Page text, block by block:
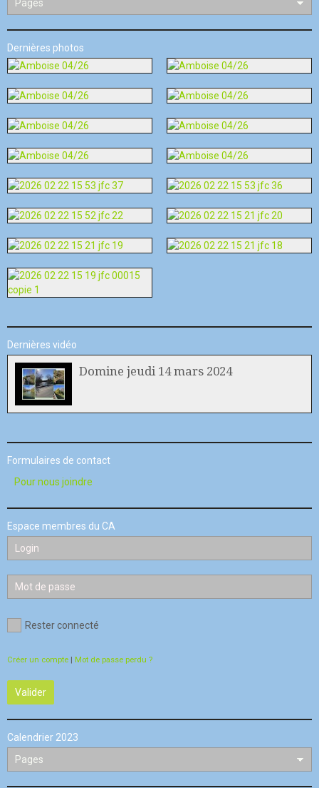
Dernières photos
Dernières vidéo
Domine jeudi 14 mars 2024
Formulaires de contact
Pour nous joindre
Espace membres du CA
Rester connecté
Créer un compte | Mot de passe perdu ?
Valider
Calendrier 2023